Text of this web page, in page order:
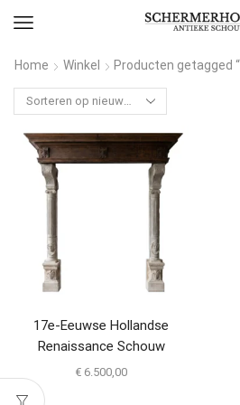
Home Winkel Producten getagged
17e-Eeuwse Hollandse
Renaissance Schouw
€ 6.500,00